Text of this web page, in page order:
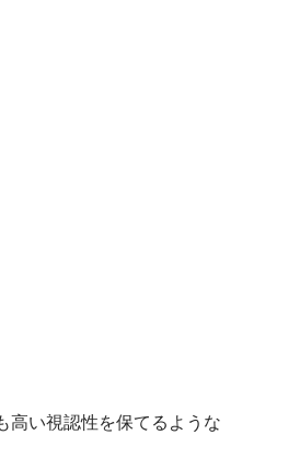
高い視認性を保てるような